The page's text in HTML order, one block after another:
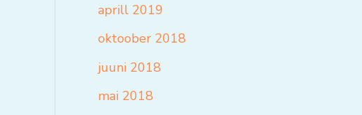
aprill 2019
oktoober 2018
juuni 2018
mai 2018